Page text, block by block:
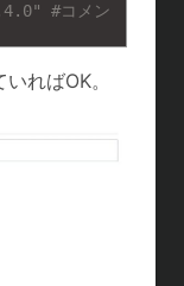
#コメン
ればOK。